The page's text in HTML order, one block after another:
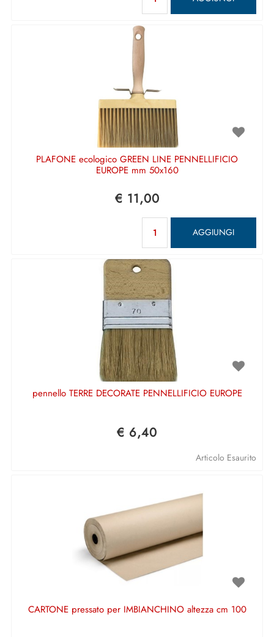
PLAFONE ecologico GREEN LINE PENNELLIFICIO
EUROPE mm 50x160
€ 11,00
AGGIUNGI
pennello TERRE DECORATE PENNELLIFICIO EUROPE
€ 6,40
Articolo Esaurito
CARTONE pressato per IMBIANCHINO altezza cm 100